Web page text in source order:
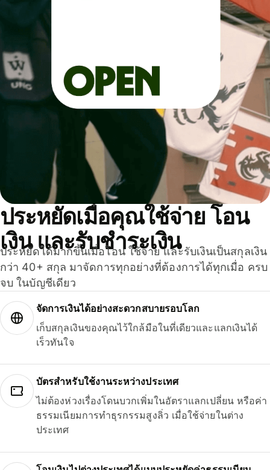
ประหยัดเมื่อคุณใช้จ่าย โอน
เงิน และรับชำระเงิน
ประหยัดได้มากขึ้นเมื่อโอน ใช้จ่าย และรับเงินเป็นสกุลเงิน
กว่า 40+ สกุล มาจัดการทุกอย่างที่ต้องการได้ทุกเมื่อ ครบ
จบ ในบัญชีเดียว
จัดการเงินได้อย่างสะดวกสบายรอบโลก
เก็บสกุลเงินของคุณไว้ใกล้มือในที่เดียวและแลกเงินได้
เร็วทันใจ
บัตรสำหรับใช้งานระหว่างประเทศ
ไม่ต้องห่วงเรื่องโดนบวกเพิ่มในอัตราแลกเปลี่ยน หรือค่า
ธรรมเนียมการทำธุรกรรมสูงลิ่ว เมื่อใช้จ่ายในต่าง
ประเทศ